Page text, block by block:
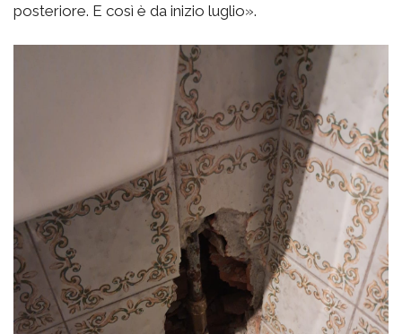
posteriore. E così è da inizio luglio».